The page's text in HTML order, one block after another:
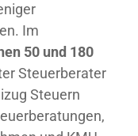
Im
50 und 180
Steuerberater
Steuern